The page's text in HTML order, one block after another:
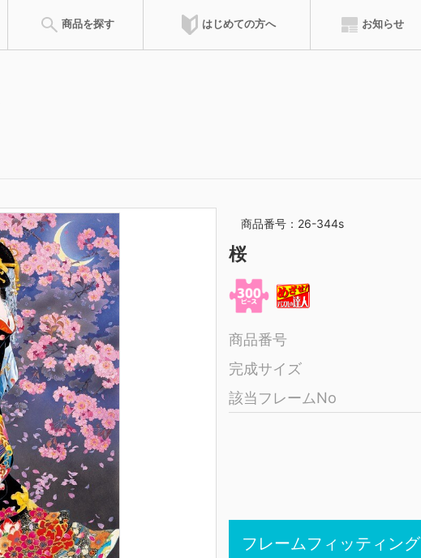
商品を探す はじめての方へ お知らせ
マイパズル
購入したジグソーパズルを登録して
記録を残そう
ピース請求
商品番号：26-344s
桜
商品番号
完成サイズ
該当フレームNo
フレームフィッティング